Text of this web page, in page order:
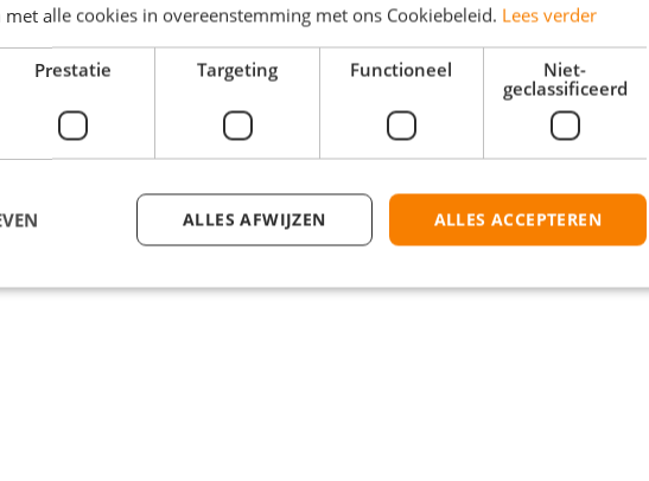
alle cookies in overeenstemming met ons Cookiebeleid. Lees verder
Prestatie Targeting Functioneel
Niet-
geclassificeerd
ALLES ACCEPTEREN
ALLES AFWIJZEN